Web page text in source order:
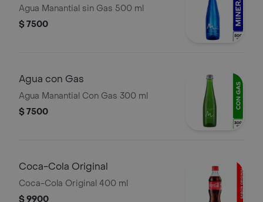
Agua Manantial sin Gas 500 ml
$ 7500
Agua con Gas
Agua Manantial Con Gas 300 ml
$ 7500
Coca-Cola Original
Coca-Cola Original 400 ml
$ 9900